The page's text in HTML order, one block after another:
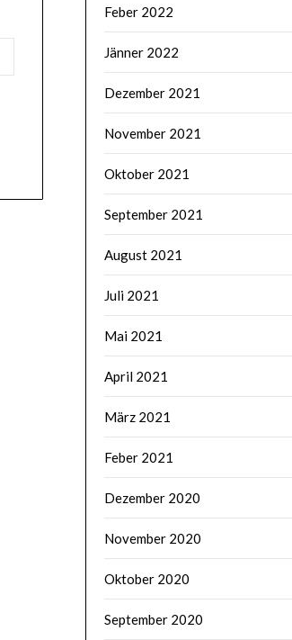
Feber 2022
Jänner 2022
Dezember 2021
November 2021
Oktober 2021
September 2021
August 2021
Juli 2021
Mai 2021
April 2021
März 2021
Feber 2021
Dezember 2020
November 2020
Oktober 2020
September 2020